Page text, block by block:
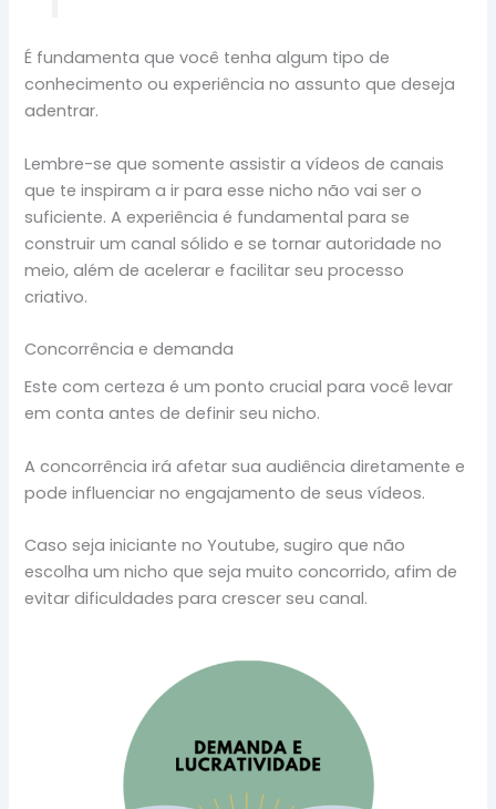
É fundamenta que você tenha algum tipo de
conhecimento ou experiência no assunto que deseja
adentrar.
Lembre-se que somente assistir a vídeos de canais
que te inspiram a ir para esse nicho não vai ser o
suficiente. A experiência é fundamental para se
construir um canal sólido e se tornar autoridade no
meio, além de acelerar e facilitar seu processo
criativo.
Concorrência e demanda
Este com certeza é um ponto crucial para você levar
em conta antes de definir seu nicho.
A concorrência irá afetar sua audiência diretamente e
pode influenciar no engajamento de seus vídeos.
Caso seja iniciante no Youtube, sugiro que não
escolha um nicho que seja muito concorrido, afim de
evitar dificuldades para crescer seu canal.